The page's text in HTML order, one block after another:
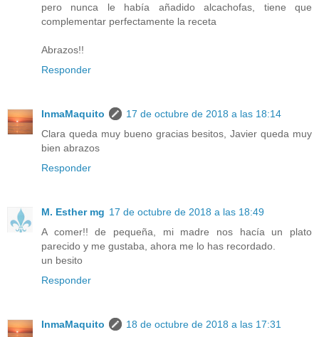
pero nunca le había añadido alcachofas, tiene que
complementar perfectamente la receta
Abrazos!!
Responder
InmaMaquito
17 de octubre de 2018 a las 18:14
Clara queda muy bueno gracias besitos, Javier queda muy
bien abrazos
Responder
M. Esther mg 17 de octubre de 2018 a las 18:49
A comer!! de pequeña, mi madre nos hacía un plato
parecido y me gustaba, ahora me lo has recordado.
un besito
Responder
InmaMaquito
18 de octubre de 2018 a las 17:31